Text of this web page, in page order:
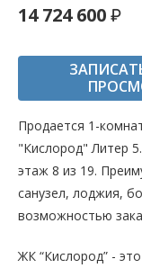
14 724 600
Продается 1-
"Кислород" Литер
этаж 8 из 19.
санузел, лоджия,
возможностью
ЖК “Кислород” -